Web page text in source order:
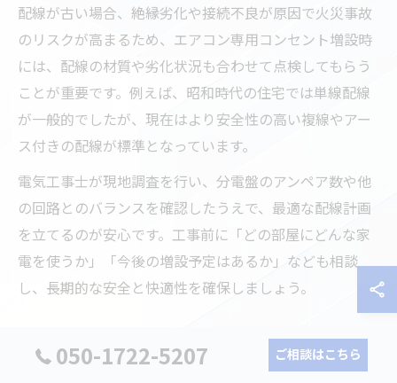
配線が古い場合、絶縁劣化や接続不良が原因で火災事故
のリスクが高まるため、エアコン専用コンセント増設時
には、配線の材質や劣化状況も合わせて点検してもらう
ことが重要です。例えば、昭和時代の住宅では単線配線
が一般的でしたが、現在はより安全性の高い複線やアー
ス付きの配線が標準となっています。
電気工事士が現地調査を行い、分電盤のアンペア数や他
の回路とのバランスを確認したうえで、最適な配線計画
を立てるのが安心です。工事前に「どの部屋にどんな家
電を使うか」「今後の増設予定はあるか」なども相談
し、長期的な安全と快適性を確保しましょう。
電気工事で安全にコンセントを増設する方法
安全にコンセントを増設するためには、まず現地調査で
050-1722-5207 ご相談はこちら